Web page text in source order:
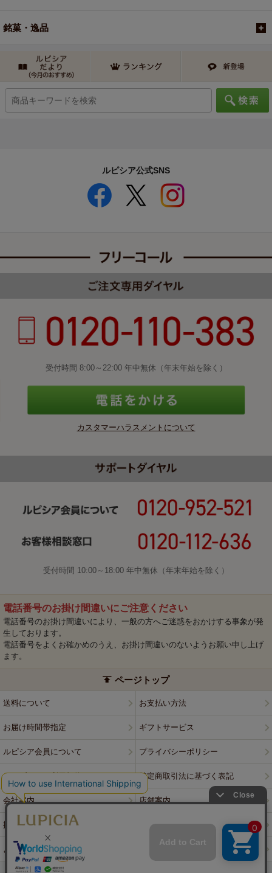
銘菓・逸品
ルピシア公式SNS
受付時間 8:00～22:00 年中無休（年末年始を除く）
カスタマーハラスメントについて
受付時間 10:00～18:00 年中無休（年末年始を除く）
電話番号のお掛け間違いにご注意ください
電話番号のお掛け間違いにより、一般の方へご迷惑をおかけする事象が発
生しております。
電話番号をよくお確かめのうえ、お掛け間違いのないようお願い申し上げ
ます。
ページトップ
送料について お支払い方法
お届け時間帯指定 ギフトサービス
ルピシア会員について プライバシーポリシー
ウェブサイト利用規約 特定商取引法に基づく表記
会社案内 店舗案内
採用情報 ルピシアブランド
よくある質問